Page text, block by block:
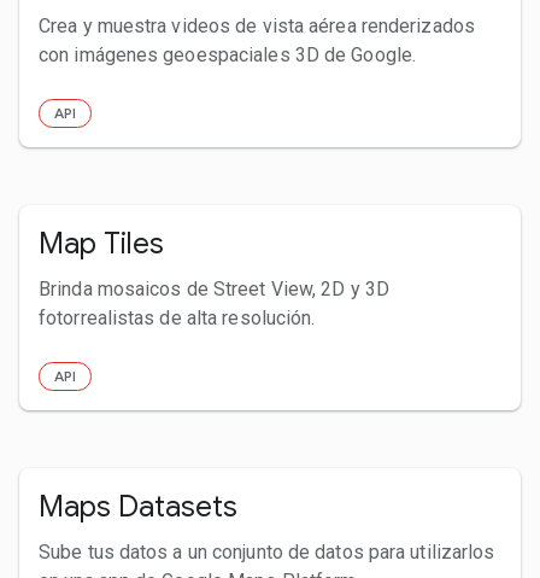
Crea y muestra videos de vista aérea renderizados
con imágenes geoespaciales 3D de Google.
API
Map Tiles
Brinda mosaicos de Street View, 2D y 3D
fotorrealistas de alta resolución.
API
Maps Datasets
Sube tus datos a un conjunto de datos para utilizarlos